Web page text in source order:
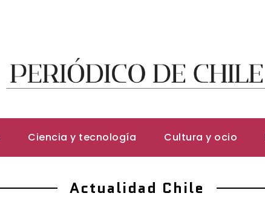
Ciencia y tecnología Cultura y ocio
Actualidad Chile